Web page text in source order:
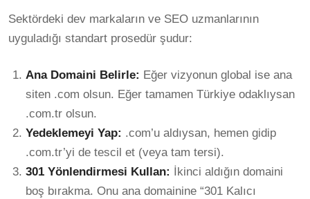
Sektördeki dev markaların ve SEO uzmanlarının
uyguladığı standart prosedür şudur:
Ana Domaini Belirle: Eğer vizyonun global ise ana
siten .com olsun. Eğer tamamen Türkiye odaklıysan
.com.tr olsun.
Yedeklemeyi Yap: .com’u aldıysan, hemen gidip
.com.tr’yi de tescil et (veya tam tersi).
301 Yönlendirmesi Kullan:
İkinci aldığın domaini
boş bırakma. Onu ana domainine “301 Kalıcı